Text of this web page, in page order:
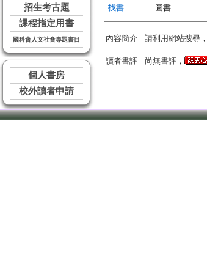
招生考古題
課程指定用書
國科會人文社會專題書目
個人書房
校外讀者申請
找書 圖書
內容簡介 請利用網站搜尋
讀者書評 尚無書評，